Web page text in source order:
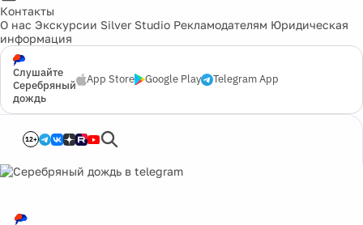
Контакты
О нас Экскурсии Silver Studio Рекламодателям Юридическая
информация
Слушайте
Серебряный
дождь
App Store Google Play Telegram App
12+